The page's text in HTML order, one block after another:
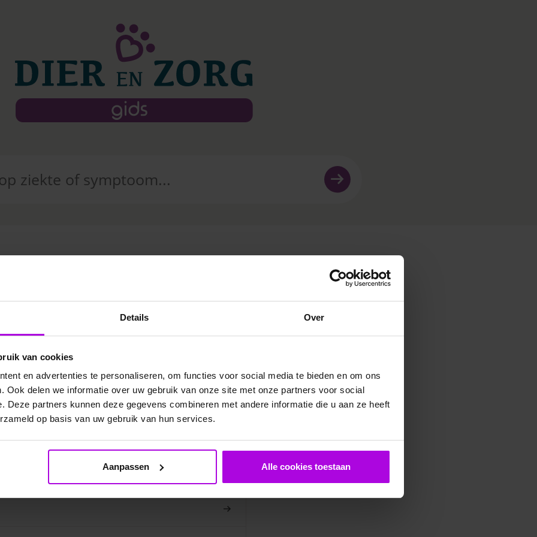
Details Over
van cookies
en advertenties te personaliseren, om functies voor social media te bieden en om ons
Ook delen we informatie over uw gebruik van onze site met onze partners voor social
Deze partners kunnen deze gegevens combineren met andere informatie die u aan ze heeft
op basis van uw gebruik van hun services.
Aanpassen Alle cookies toestaan
vragen